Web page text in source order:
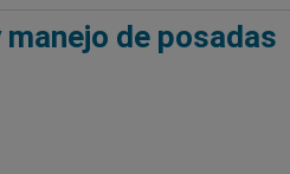
de posadas